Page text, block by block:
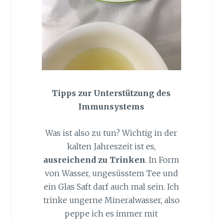
Tipps zur Unterstützung des
Immunsystems
Was ist also zu tun? Wichtig in der
kalten Jahreszeit ist es,
ausreichend zu Trinken. In Form
von Wasser, ungesüsstem Tee und
ein Glas Saft darf auch mal sein. Ich
trinke ungerne Mineralwasser, also
peppe ich es immer mit